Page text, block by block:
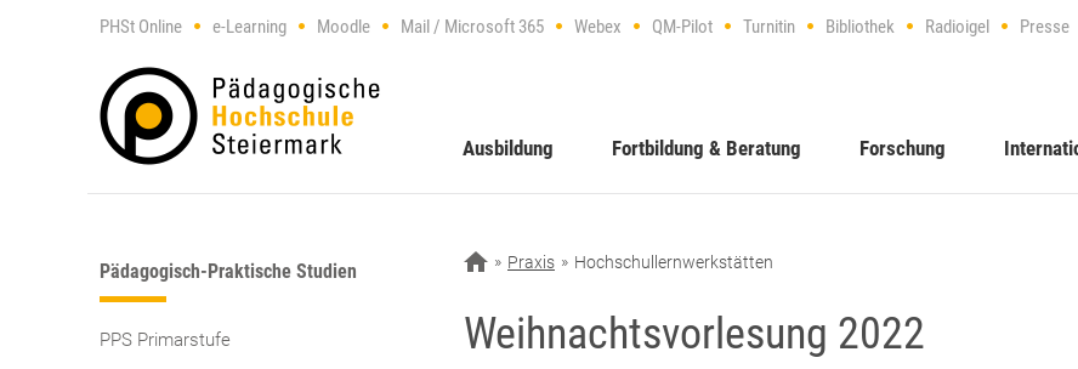
PHSt Online e-Learning Moodle Mail / Microsoft 365 Webex QM-Pilot Turnitin Bibliothek Radioigel Presse
Ausbildung Fortbildung & Beratung Forschung
Pädagogisch-Praktische Studien
PPS Primarstufe
Praxis Hochschullernwerkstätten
Weihnachtsvorlesung 2022